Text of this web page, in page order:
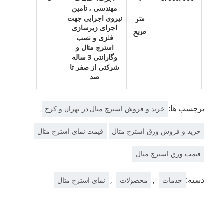
متر
مربع
مهندسی ، تامین
نیروی اجرایی جهت
اجرای زیرسازی
فلزی و نصب
استرچ متال و
وگارانتی 3 ساله
شرکتی از صفر تا
صد
برچسب ها: خرید و فروش استرچ متال در تهران و کرج
خرید و فروش ورق استرچ متال قیمت نمای استرچ متال
قیمت ورق استرچ متال
دسته: خدمات , محصولات , نمای استرچ متال